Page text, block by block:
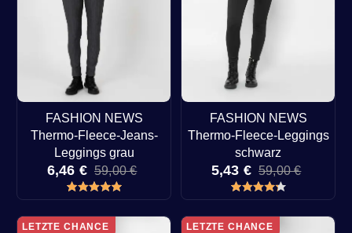
FASHION NEWS
Thermo-Fleece-Jeans-
Leggings grau
6,46 € 59,00 €
FASHION NEWS
Thermo-Fleece-Leggings
schwarz
5,43 € 59,00 €
LETZTE CHANCE LETZTE CHANCE